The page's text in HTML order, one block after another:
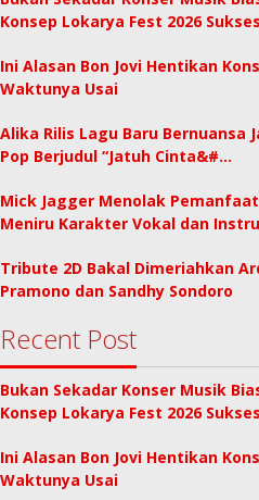
Konsep Lokarya Fest 2026
Ini Alasan Bon Jovi Hentikan
Waktunya Usai
Alika Rilis Lagu Baru Bernuansa
Pop Berjudul “Jatuh Cinta&#…
Mick Jagger Menolak
Meniru Karakter Vokal dan
Tribute 2D Bakal Dimeriahkan
Pramono dan Sandhy Sondoro
Recent Post
Bukan Sekadar Konser Musik
Konsep Lokarya Fest 2026
Ini Alasan Bon Jovi Hentikan
Waktunya Usai